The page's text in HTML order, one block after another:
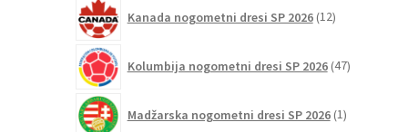
Kanada nogometni dresi SP 2026 12izdelkov
Kolumbija nogometni dresi SP 2026 47izdelkov
Madžarska nogometni dresi SP 2026 1izdelek